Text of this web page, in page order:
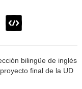
bilingüe de inglés
final de la UD